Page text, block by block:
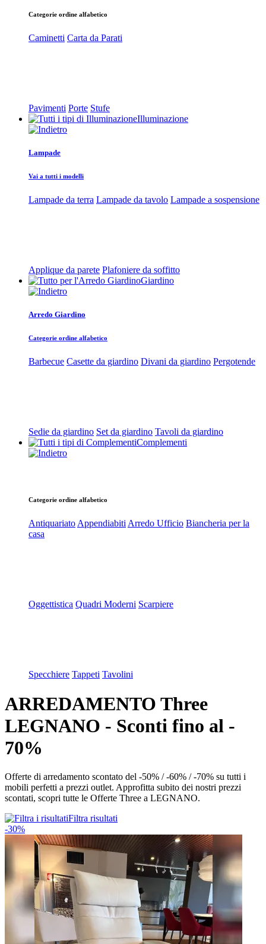
Categorie ordine alfabetico
Caminetti Carta da Parati
Pavimenti Porte Stufe
Illuminazione
Lampade
Vai a tutti i modelli
Lampade da terra Lampade da tavolo Lampade a sospensione
Applique da parete Plafoniere da soffitto
Giardino
Arredo Giardino
Categorie ordine alfabetico
Barbecue Casette da giardino Divani da giardino Pergotende
Sedie da giardino Set da giardino Tavoli da giardino
Complementi
Categorie ordine alfabetico
Antiquariato Appendiabiti Arredo Ufficio Biancheria per la
casa
Oggettistica Quadri Moderni Scarpiere
Specchiere Tappeti Tavolini
ARREDAMENTO Three
LEGNANO - Sconti fino al -
70%
Offerte di arredamento scontato del -50% / -60% / -70% su tutti i
mobili perfetti a prezzi outlet. Approfitta subito dei nostri prezzi
scontati, scopri tutte le Offerte Three a LEGNANO.
Filtra risultati
-30%